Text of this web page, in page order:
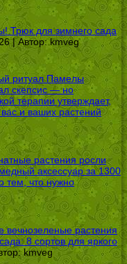
Трюк для зимнего сада
| Автор:kmveg
ритуал Памелы
скепсис — но
терапии утверждает,
вас и ваших растений
растения росли
аксессуар за 1300
тем, что нужно
вечнозеленые растения
8 сортов для яркого
kmveg